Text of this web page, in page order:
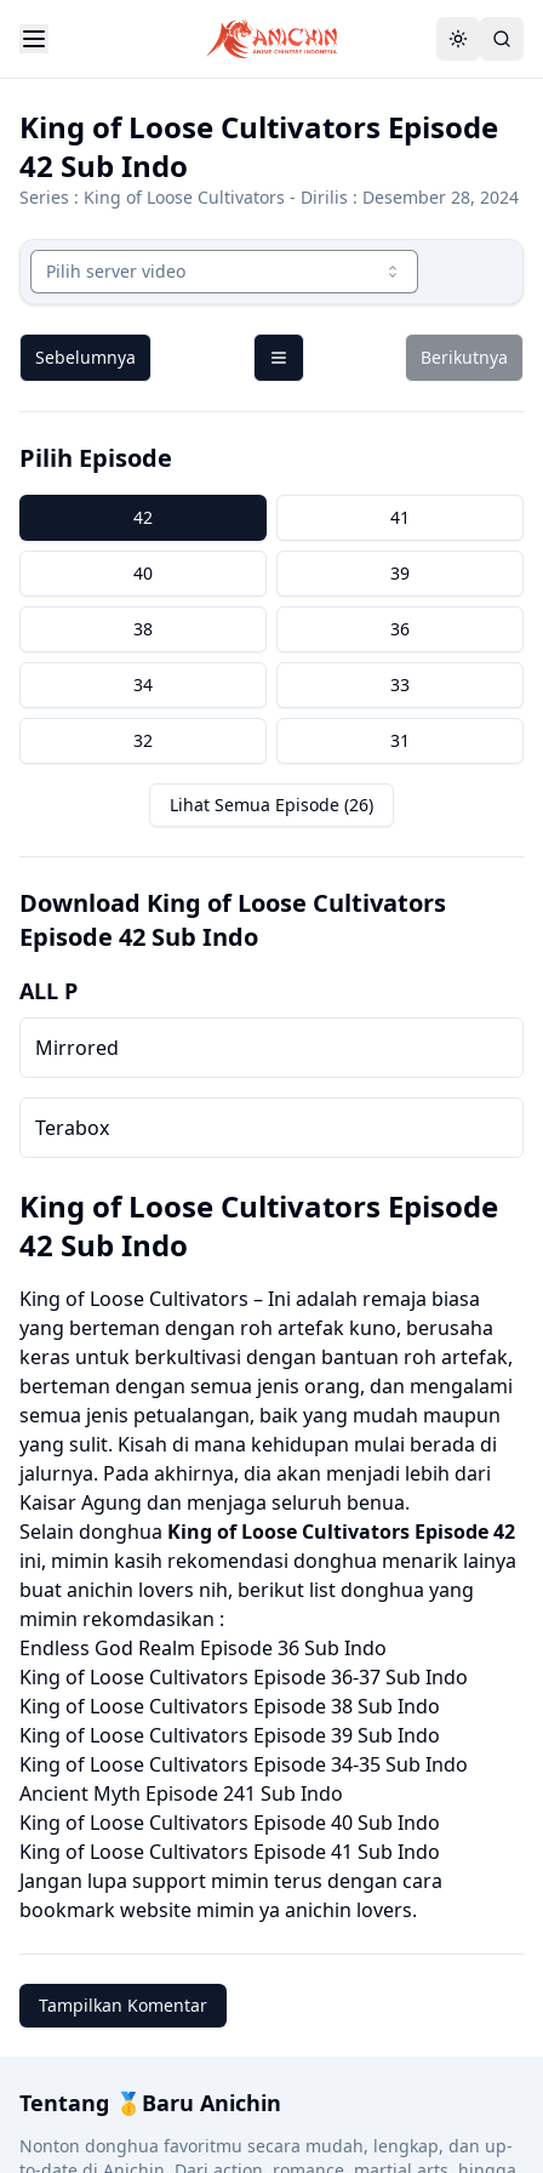
King of Loose Cultivators Episode
42 Sub Indo
Series : King of Loose Cultivators - Dirilis : Desember 28, 2024
Pilih server video
Sebelumnya Berikutnya
Pilih Episode
42 41
40 39
38 36
34 33
32 31
Lihat Semua Episode (26)
Download King of Loose Cultivators
Episode 42 Sub Indo
ALL P
Mirrored
Terabox
King of Loose Cultivators Episode
42 Sub Indo
King of Loose Cultivators – Ini adalah remaja biasa
yang berteman dengan roh artefak kuno, berusaha
keras untuk berkultivasi dengan bantuan roh artefak,
berteman dengan semua jenis orang, dan mengalami
semua jenis petualangan, baik yang mudah maupun
yang sulit. Kisah di mana kehidupan mulai berada di
jalurnya. Pada akhirnya, dia akan menjadi lebih dari
Kaisar Agung dan menjaga seluruh benua.
Selain donghua King of Loose Cultivators Episode 42
ini, mimin kasih rekomendasi donghua menarik lainya
buat anichin lovers nih, berikut list donghua yang
mimin rekomdasikan :
Endless God Realm Episode 36 Sub Indo
King of Loose Cultivators Episode 36-37 Sub Indo
King of Loose Cultivators Episode 38 Sub Indo
King of Loose Cultivators Episode 39 Sub Indo
King of Loose Cultivators Episode 34-35 Sub Indo
Ancient Myth Episode 241 Sub Indo
King of Loose Cultivators Episode 40 Sub Indo
King of Loose Cultivators Episode 41 Sub Indo
Jangan lupa support mimin terus dengan cara
bookmark website mimin ya anichin lovers.
Tampilkan Komentar
Tentang 🥇Baru Anichin
Nonton donghua favoritmu secara mudah, lengkap, dan up-